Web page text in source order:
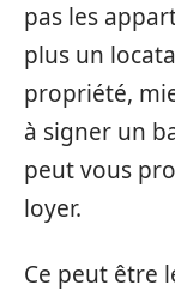
pas les
plus un
propriété,
à signer un
peut vous
loyer.
Ce peut être